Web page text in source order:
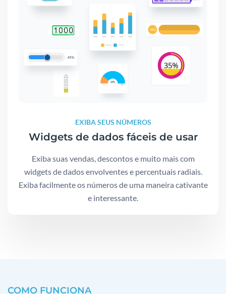
EXIBA SEUS NÚMEROS
Widgets de dados fáceis de usar
Exiba suas vendas, descontos e muito mais com
widgets de dados envolventes e percentuais radiais.
Exiba facilmente os números de uma maneira cativante
e interessante.
COMO FUNCIONA